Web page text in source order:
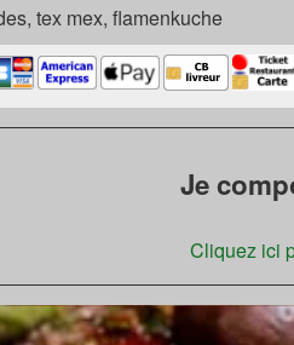
tex mex, flamenkuche
Je
Cliquez ici